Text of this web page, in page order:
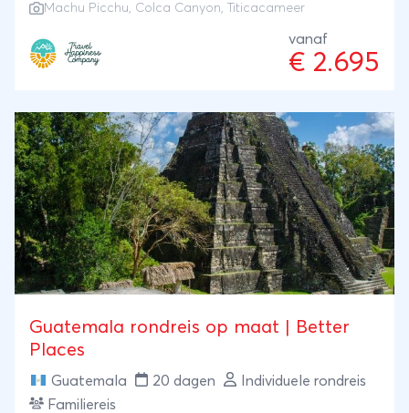
Machu Picchu, Colca Canyon, Titicacameer
vanaf
€ 2.695
Guatemala rondreis op maat | Better
Places
Guatemala 20 dagen
Individuele rondreis
Familiereis